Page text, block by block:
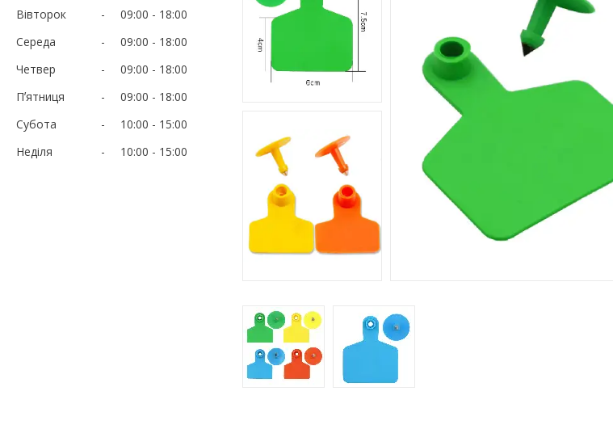
Вівторок
09:00
18:00
Середа
09:00
18:00
Четвер
09:00
18:00
Пʼятниця
09:00
18:00
Субота
10:00
15:00
Неділя
10:00 15:00